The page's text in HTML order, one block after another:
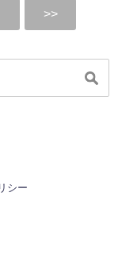
シー